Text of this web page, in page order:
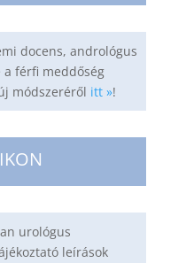
docens, andrológus
a férfi meddőség
módszeréről itt »!
urológus
leírások